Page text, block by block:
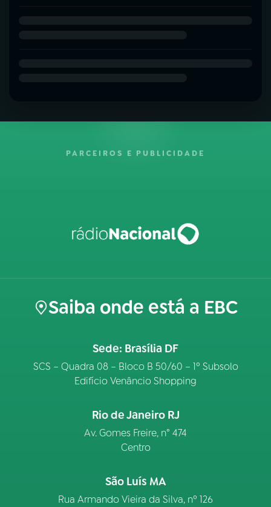
PARCEIROS E PUBLICIDADE
Saiba onde está a EBC
Sede: Brasília DF
SCS – Quadra 08 – Bloco B 50/60 – 1º Subsolo
Edifício Venâncio Shopping
Rio de Janeiro RJ
Av. Gomes Freire, n° 474
Centro
São Luís MA
Rua Armando Vieira da Silva, nº 126